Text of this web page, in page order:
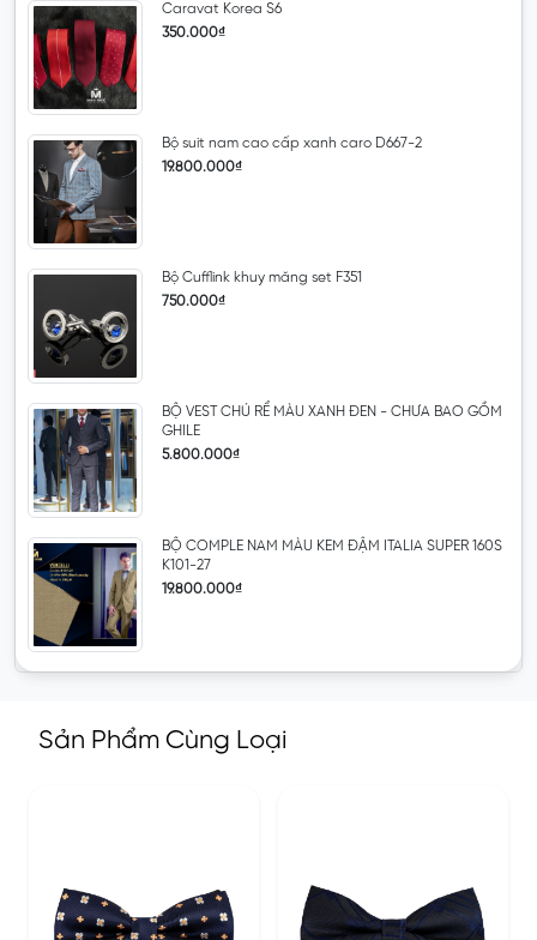
Caravat Korea S6
350.000₫
Bộ suit nam cao cấp xanh caro D667-2
19.800.000₫
Bộ Cufflink khuy măng set F351
750.000₫
BỘ VEST CHÚ RỂ MÀU XANH ĐEN - CHƯA BAO GỒM
GHILE
5.800.000₫
BỘ COMPLE NAM MÀU KEM ĐẬM ITALIA SUPER 160S
K101-27
19.800.000₫
Sản Phẩm Cùng Loại